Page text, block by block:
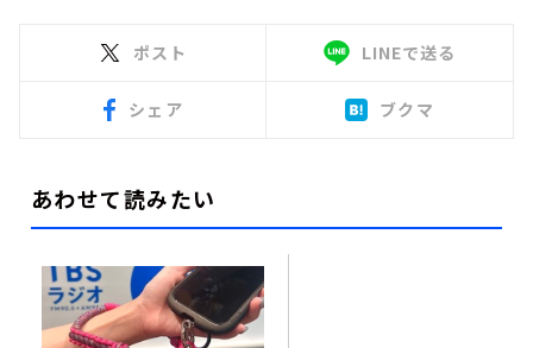
ポスト LINEで送る
シェア ブクマ
あわせて読みたい